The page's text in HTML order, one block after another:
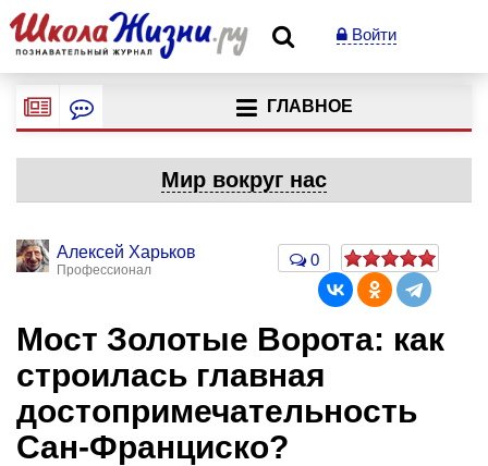
Войти
ГЛАВНОЕ
Мир вокруг нас
Алексей Харьков
Профессионал
0
Мост Золотые Ворота: как
строилась главная
достопримечательность
Сан-Франциско?